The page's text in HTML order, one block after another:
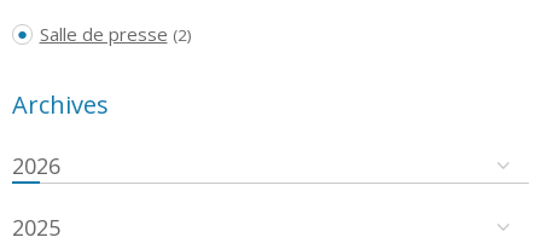
Salle de presse (2)
Archives
2026
2025